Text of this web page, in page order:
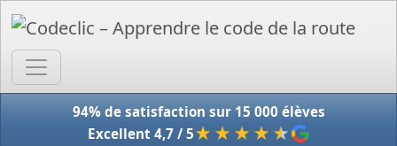
94% de satisfaction sur 15 000 élèves
Excellent 4,7 / 5★★★★ ★